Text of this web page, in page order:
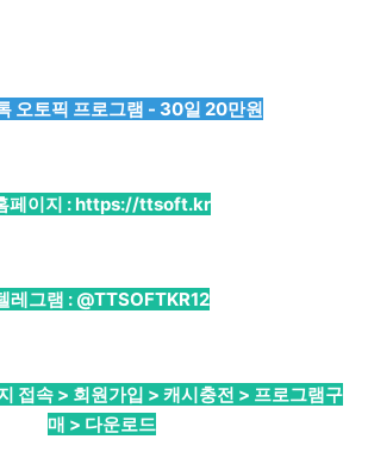
오토픽 프로그램 - 30일 20만원
페이지 :https://ttsoft.kr
레그램 : @TTSOFTKR12
접속 > 회원가입 > 캐시충전 > 프로그램구
매 > 다운로드